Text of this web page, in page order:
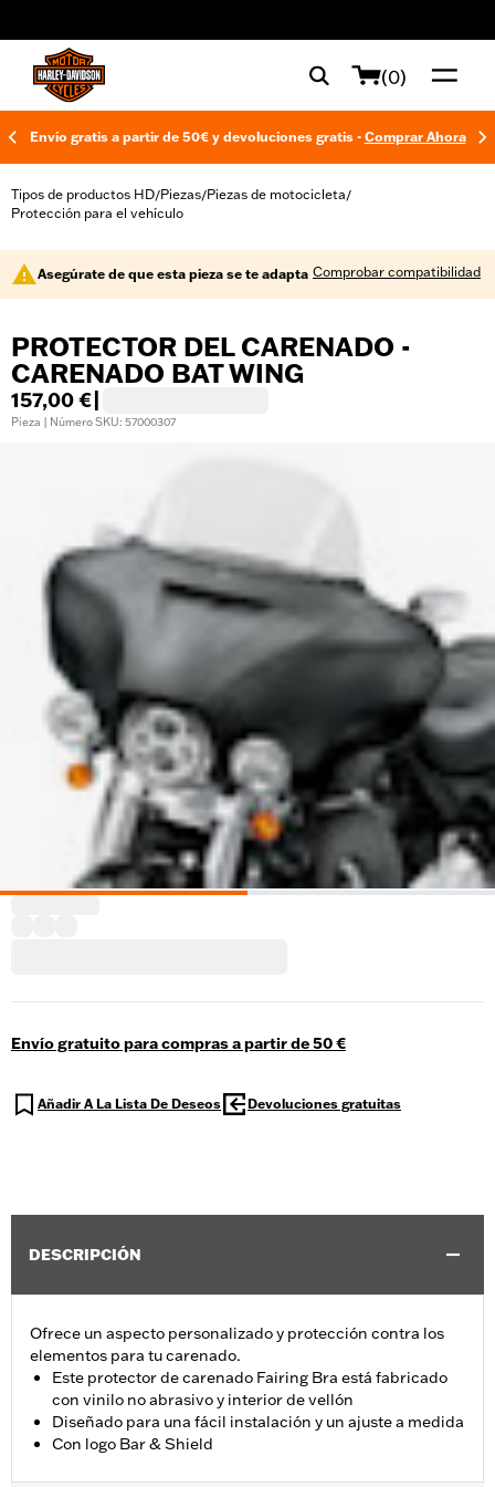
(0)
Envío gratis a partir de 50€ y devoluciones gratis - Comprar Ahora
Tipos de productos HD/Piezas/Piezas de motocicleta/
Protección para el vehículo
Asegúrate de que esta pieza se te adapta Comprobar compatibilidad
PROTECTOR DEL CARENADO -
CARENADO BAT WING
157,00 €
Pieza | Número SKU: 57000307
Envío gratuito para compras a partir de 50 €
Añadir A La Lista De Deseos Devoluciones gratuitas
DESCRIPCIÓN
Ofrece un aspecto personalizado y protección contra los
elementos para tu carenado.
Este protector de carenado Fairing Bra está fabricado
con vinilo no abrasivo y interior de vellón
Diseñado para una fácil instalación y un ajuste a medida
Con logo Bar & Shield